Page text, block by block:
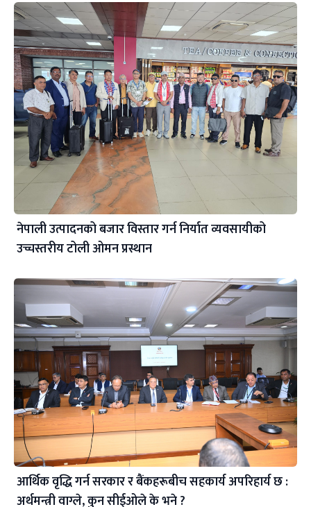
नेपाली उत्पादनको बजार विस्तार गर्न निर्यात व्यवसायीको
उच्चस्तरीय टोली ओमन प्रस्थान
आर्थिक वृद्धि गर्न सरकार र बैंकहरूबीच सहकार्य अपरिहार्य छ :
अर्थमन्त्री वाग्ले, कुन सीईओले के भने ?